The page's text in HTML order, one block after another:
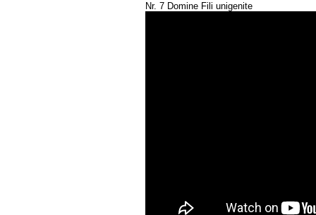
Nr. 7 Domine Fili unigenite